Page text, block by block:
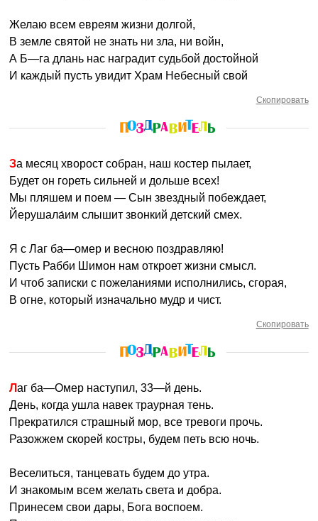
Желаю всем евреям жизни долгой,
В земле святой не знать ни зла, ни войн,
А Б—га длань нас наградит судьбой достойной
И каждый пусть увидит Храм Небесный свой
Скопировать
За месяц хворост собран, наш костер пылает,
Будет он гореть сильней и дольше всех!
Мы пляшем и поем — Сын звездный побеждает,
Йерушала́им слышит звонкий детский смех.
Я с Лаг ба—омер и весною поздравляю!
Пусть Рабби Шимон нам откроет жизни смысл.
И чтоб записки с пожеланиями исполнились, сгорая,
В огне, который изначально мудр и чист.
Скопировать
Лаг ба—Омер наступил, 33—й день.
День, когда ушла навек траурная тень.
Прекратился страшный мор, все тревоги прочь.
Разожжем скорей костры, будем петь всю ночь.
Веселиться, танцевать будем до утра.
И знакомым всем желать света и добра.
Принесем свои дары, Бога воспоем.